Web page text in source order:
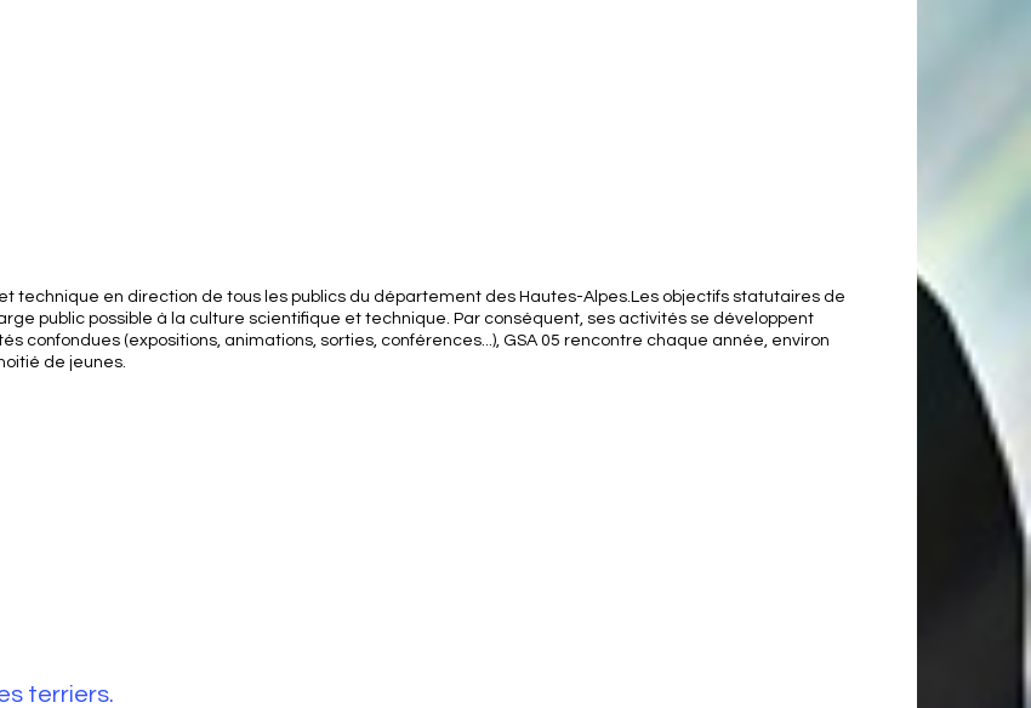
technique en direction de tous les publics du département des Hautes-Alpes.Les objectifs statutaires de
public possible à la culture scientifique et technique. Par conséquent, ses activités se développent
confondues (expositions, animations, sorties, conférences...), GSA 05 rencontre chaque année, environ
de jeunes.
terriers.